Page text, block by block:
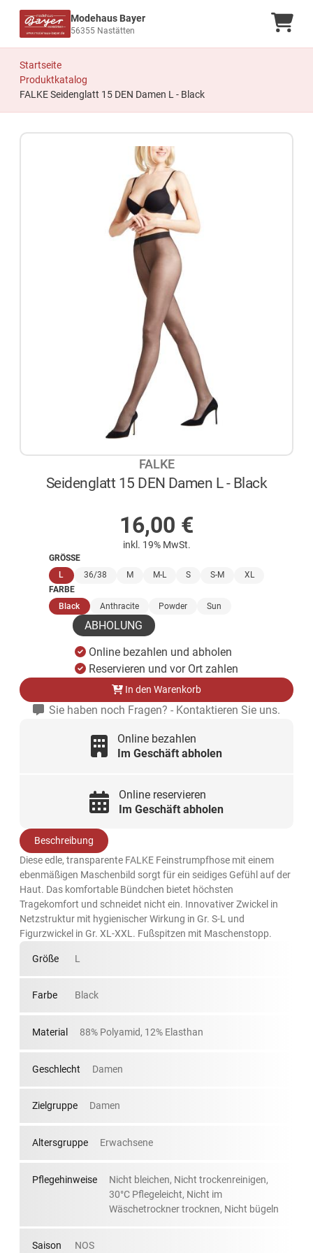
Modehaus Bayer
56355 Nastätten
Startseite
Produktkatalog
FALKE Seidenglatt 15 DEN Damen L - Black
FALKE
Seidenglatt 15 DEN Damen L - Black
16,00 €
inkl. 19% MwSt.
GRÖSSE
L (ausgewählt)
36/38 M M-L S S-M
XL
FARBE
Black(ausgewählt)
Anthracite Powder Sun
ABHOLUNG
Online bezahlen und abholen
Reservieren und vor Ort zahlen
In den Warenkorb
Sie haben noch Fragen? - Kontaktieren Sie uns.
Online bezahlen
Im Geschäft abholen
Online reservieren
Im Geschäft abholen
Beschreibung
Diese edle, transparente FALKE Feinstrumpfhose mit einem
ebenmäßigen Maschenbild sorgt für ein seidiges Gefühl auf der
Haut. Das komfortable Bündchen bietet höchsten
Tragekomfort und schneidet nicht ein. Innovativer Zwickel in
Netzstruktur mit hygienischer Wirkung in Gr. S-L und
Figurzwickel in Gr. XL-XXL. Fußspitzen mit Maschenstopp.
Größe L
Farbe Black
Material 88% Polyamid, 12% Elasthan
Geschlecht Damen
Zielgruppe Damen
Altersgruppe Erwachsene
Pflegehinweise
Nicht bleichen, Nicht trockenreinigen,
30°C Pflegeleicht, Nicht im
Wäschetrockner trocknen, Nicht bügeln
Saison NOS